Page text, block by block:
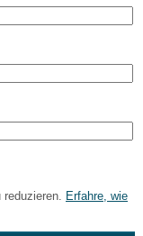
Erfahre, wie